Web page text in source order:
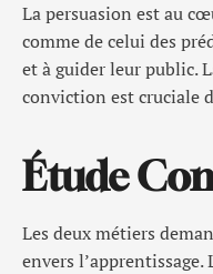
La persuasion est au
comme de celui des
et à guider leur public.
conviction est cruciale
Étude
Les deux métiers
envers